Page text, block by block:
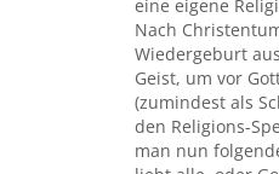
eine eigene
Nach
Wiedergeburt
Geist, um vor
(zumindest als
den Religions-
man nun